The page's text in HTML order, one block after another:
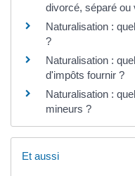
divorcé, séparé ou
Naturalisation :
?
Naturalisation :
d'impôts fournir ?
Naturalisation :
mineurs ?
Et aussi